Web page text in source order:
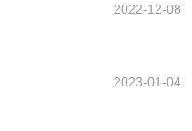
2022-12-08
2023-01-04